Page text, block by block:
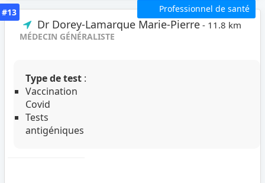
Professionnel de santé
#13
Dr Dorey-Lamarque Marie-Pierre - 11.8 km
MÉDECIN GÉNÉRALISTE
Type de test :
Vaccination
Covid
Tests
antigéniques